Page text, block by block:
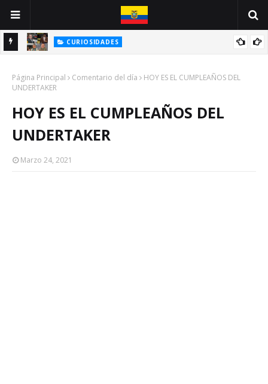
CURIOSIDADES
Página Principal Comentario del día
HOY ES EL CUMPLEAÑOS DEL
UNDERTAKER
HOY ES EL CUMPLEAÑOS DEL
UNDERTAKER
Marzo 24, 2021